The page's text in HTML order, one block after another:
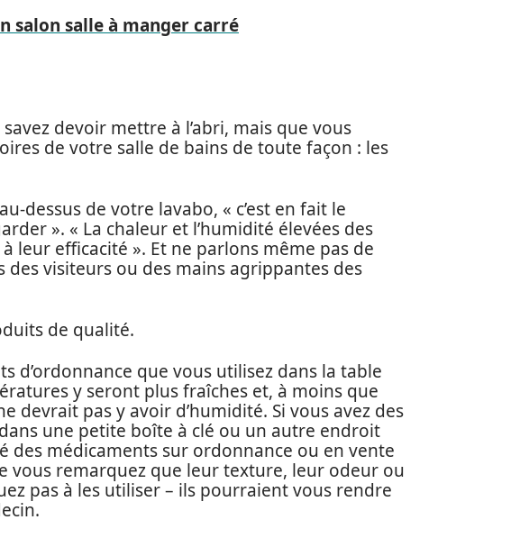
salon salle à manger carré
devoir mettre à l’abri, mais que vous
de votre salle de bains de toute façon : les
dessus de votre lavabo, « c’est en fait le
». « La chaleur et l’humidité élevées des
leur efficacité ». Et ne parlons même pas de
des visiteurs ou des mains agrippantes des
de qualité.
d’ordonnance que vous utilisez dans la table
y seront plus fraîches et, à moins que
devrait pas y avoir d’humidité. Si vous avez des
une petite boîte à clé ou un autre endroit
des médicaments sur ordonnance ou en vente
vous remarquez que leur texture, leur odeur ou
pas à les utiliser – ils pourraient vous rendre